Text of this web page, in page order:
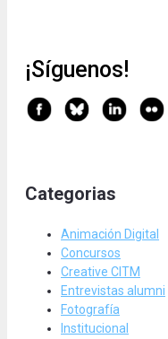
¡Síguenos!
Categorias
Animación Digital
Concursos
Creative CITM
Entrevistas alumni
Fotografía
Institucional